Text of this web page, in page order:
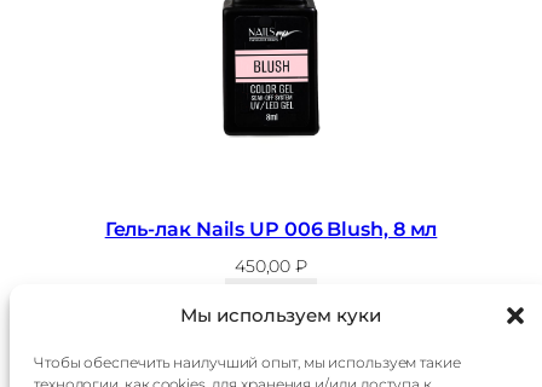
Мы используем куки
Чтобы обеспечить наилучший опыт, мы используем такие
Гель-лак Nails UP 006 Blush, 8 мл
450,00₽